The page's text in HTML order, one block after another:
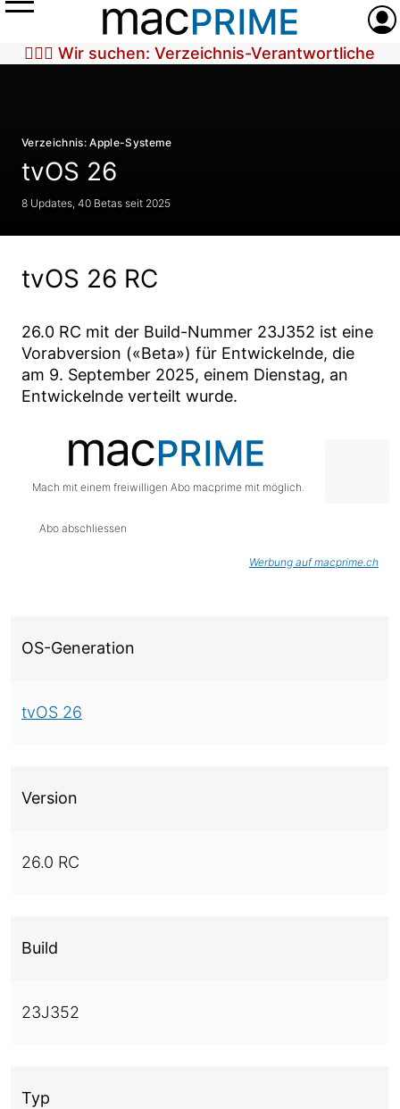
Menü
🕵🏼‍♀️ Wir suchen: Verzeichnis-Verantwortliche
Verzeichnis: Apple-Systeme
tvOS 26
8 Updates, 40 Betas seit 2025
tvOS 26 RC
26.0 RC mit der Build-Nummer 23J352 ist eine
Vorabversion («Beta») für Entwickelnde, die
am 9. September 2025, einem Dienstag, an
Entwickelnde verteilt wurde.
Mach mit einem freiwilligen Abo macprime mit möglich.
Abo abschliessen
Werbung auf macprime.ch
OS-Generation
tvOS 26
Version
26.0 RC
Build
23J352
Typ